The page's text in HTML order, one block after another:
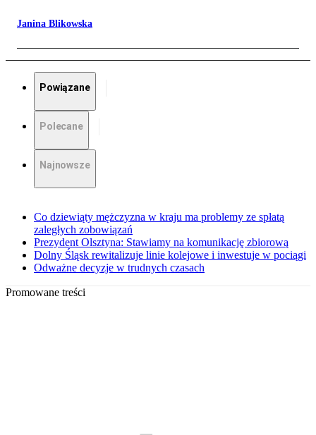
Janina Blikowska
Powiązane
Polecane
Najnowsze
Co dziewiąty mężczyzna w kraju ma problemy ze spłatą
zaległych zobowiązań
Prezydent Olsztyna: Stawiamy na komunikację zbiorową
Dolny Śląsk rewitalizuje linie kolejowe i inwestuje w pociągi
Odważne decyzje w trudnych czasach
Promowane treści